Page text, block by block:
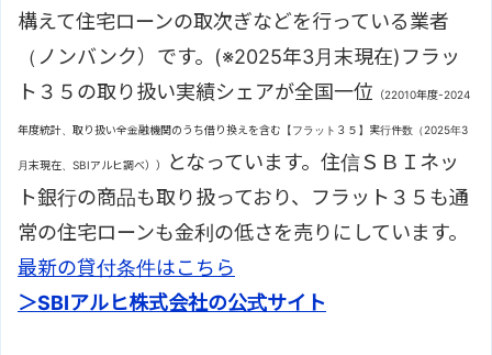
構えて住宅ローンの取次ぎなどを行っている業者
（ノンバンク）です。(※2025年3月末現在)フラッ
ト３５の取り扱い実績シェアが全国一位 （22010年度-2024
年度統計、取り扱い全金融機関のうち借り換えを含む【フラット３５】実行件数（2025年3
月末現在、SBIアルヒ調べ））
となっています。住信ＳＢＩネッ
ト銀行の商品も取り扱っており、フラット３５も通
常の住宅ローンも金利の低さを売りにしています。
最新の貸付条件はこちら
＞SBIアルヒ株式会社の公式サイト